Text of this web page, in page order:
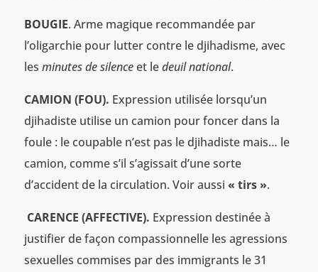
BOUGIE. Arme magique recommandée par
l’oligarchie pour lutter contre le djihadisme, avec
les minutes de silenceet ledeuil national.
CAMION (FOU). Expression utilisée lorsqu’un
djihadiste utilise un camion pour foncer dans la
foule : le coupable n’est pas le djihadiste mais… le
camion, comme s’il s’agissait d’une sorte
d’accident de la circulation. Voir aussi « tirs ».
CARENCE (AFFECTIVE). Expression destinée à
justifier de façon compassionnelle les agressions
sexuelles commises par des immigrants le 31